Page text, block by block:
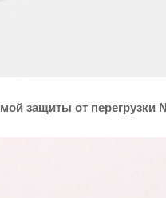
защиты от перегрузки